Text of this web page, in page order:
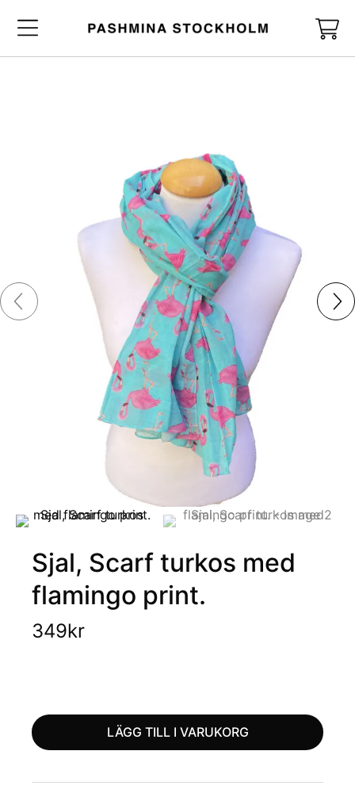
Sjal, Scarf turkos med
flamingo print.
349kr
LÄGG TILL I VARUKORG